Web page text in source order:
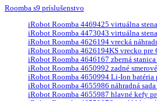
Roomba s9 príslušenstvo
iRobot Roomba 4469425 virtuálna
iRobot Roomba 4473043 virtuálna
iRobot Roomba 4626194 vrecká
iRobot Roomba 4626194KS vrecko pre
iRobot Roomba 4646167 zberná stanica
iRobot Roomba 4650992 zadné
iRobot Roomba 4650994 Li-Ion batéria
iRobot Roomba 4655986 náhradná sada
iRobot Roomba 4655987 hlavné kefy